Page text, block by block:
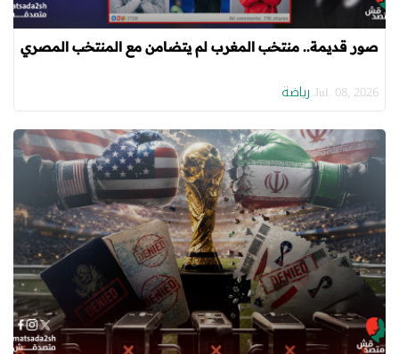
صور قديمة.. منتخب المغرب لم يتضامن مع المنتخب المصري
Jul. 08, 2026 رياضة